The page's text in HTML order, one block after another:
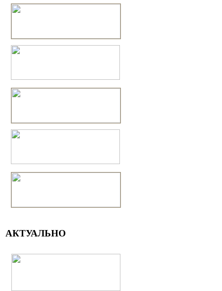
АКТУАЛЬНО